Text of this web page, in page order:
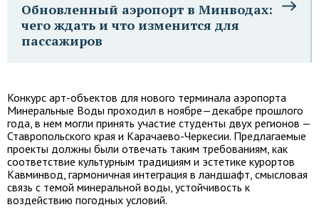
Обновленный аэропорт в Минводах:
чего ждать и что изменится для
пассажиров
Конкурс арт-объектов для нового терминала аэропорта
Минеральные Воды проходил в ноябре—декабре прошлого
года, в нем могли принять участие студенты двух регионов —
Ставропольского края и Карачаево-Черкесии. Предлагаемые
проекты должны были отвечать таким требованиям, как
соответствие культурным традициям и эстетике курортов
Кавминвод, гармоничная интеграция в ландшафт, смысловая
связь с темой минеральной воды, устойчивость к
воздействию погодных условий.